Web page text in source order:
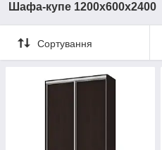
Шафа-купе 1200х600х2400
Сортування